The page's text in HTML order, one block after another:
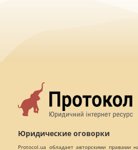
Юридические оговорки
Protocol.ua обладает авторскими правами